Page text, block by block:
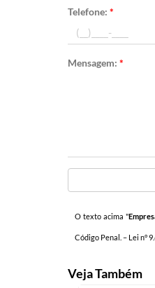
Telefone:*
Mensagem:*
O texto acima "
Código Penal. – Lei n°
Veja Também